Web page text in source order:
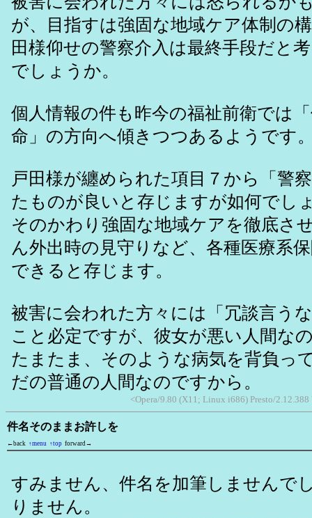
が、目指すは強固な地域ケア体制の
田様仰せの警察介入は最終手段だと
でしょうか。
個人情報の件も昨今の福祉前衛では
命」の方向へ傾きつつあるようです
戸田様が纏められた項目７から「警
たものが良いと存じますが如何でし
そのかわり強固な地域ケアを徹底さ
ん外出時の見守りなど、各種医療系
できると存じます。
被害に会われた方々には「冗談言う
こと必定ですが、彼女が悪い人間な
たまたま、そのような病気を背負っ
だの普通の人間なのですから。
<Opera/9.80 (X11; Linux i686) Presto/
件名そのままお許しを
←back ↑menu ↑top forward→
すみません、件名を加筆しませんで
りません。